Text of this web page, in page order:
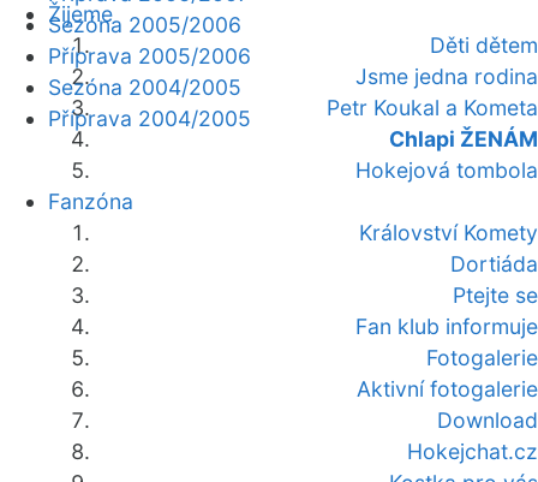
Žijeme
Děti dětem
Jsme jedna rodina
Petr Koukal a Kometa
Chlapi ŽENÁM
Hokejová tombola
Fanzóna
Království Komety
Dortiáda
Ptejte se
Fan klub informuje
Fotogalerie
Aktivní fotogalerie
Download
Hokejchat.cz
Sezóna 2005/2006
Příprava 2005/2006
Sezóna 2004/2005
Příprava 2004/2005